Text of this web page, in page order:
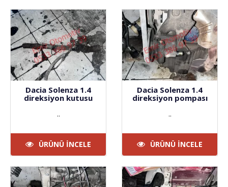
Dacia Solenza 1.4
direksiyon kutusu
..
ÜRÜNÜ İNCELE
Dacia Solenza 1.4
direksiyon pompası
..
ÜRÜNÜ İNCELE